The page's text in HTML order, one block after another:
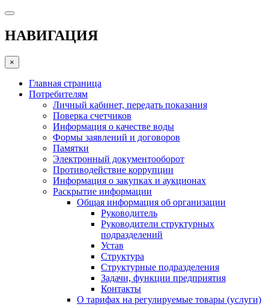
НАВИГАЦИЯ
×
Главная страница
Потребителям
Личный кабинет, передать показания
Поверка счетчиков
Информация о качестве воды
Формы заявлений и договоров
Памятки
Электронный документооборот
Противодействие коррупции
Информация о закупках и аукционах
Раскрытие информации
Общая информация об организации
Руководитель
Руководители структурных
подразделений
Устав
Структура
Структурные подразделения
Задачи, функции предприятия
Контакты
О тарифах на регулируемые товары (услуги)